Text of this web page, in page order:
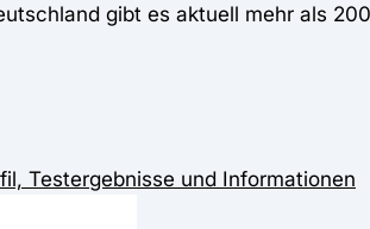
gibt es aktuell mehr als
Testergebnisse und Informationen